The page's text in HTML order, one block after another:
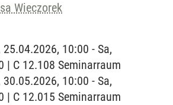
Wieczorek
10:00 - Sa,
| C 12.108 Seminarraum
10:00 - Sa,
| C 12.015 Seminarraum